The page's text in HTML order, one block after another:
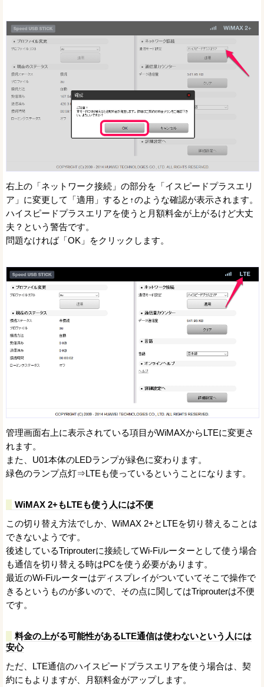
右上の「ネットワーク接続」の部分を「イスピードプラスエリ
ア」に変更して「適用」すると↑のような確認が表示されます。
ハイスピードプラスエリアを使うと月額料金が上がるけど大丈
夫？という警告です。
問題なければ「OK」をクリックします。
管理画面右上に表示されている項目がWiMAXからLTEに変更さ
れます。
また、U01本体のLEDランプが緑色に変わります。
緑色のランプ点灯⇒LTEも使っているということになります。
WiMAX 2+もLTEも使う人には不便
この切り替え方法でしか、WiMAX 2+とLTEを切り替えることは
できないようです。
後述しているTriprouterに接続してWi-Fiルーターとして使う場合
も通信を切り替える時はPCを使う必要があります。
最近のWi-Fiルーターはディスプレイがついていてそこで操作で
きるというものが多いので、その点に関してはTriprouterは不便
です。
料金の上がる可能性があるLTE通信は使わないという人には
安心
ただ、LTE通信のハイスピードプラスエリアを使う場合は、契
約にもよりますが、月額料金がアップします。